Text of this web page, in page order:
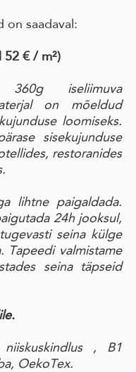
on saadaval:
52 € / m²)
iseliimuva
on mõeldud
loomiseks.
sisekujunduse
restoranides
lihtne paigaldada.
24h jooksul,
seina külge
Tapeedi valmistame
seina täpseid
, B1
OekoTex.